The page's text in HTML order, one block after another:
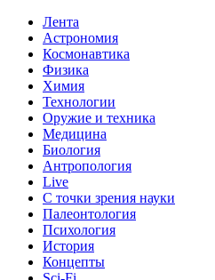
Лента
Астрономия
Космонавтика
Физика
Химия
Технологии
Оружие и техника
Медицина
Биология
Антропология
Live
С точки зрения науки
Палеонтология
Психология
История
Концепты